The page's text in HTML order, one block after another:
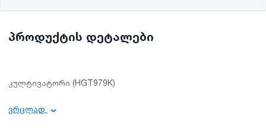
პროდუქტის დეტალები
კულტივატორი (HGT979K)
ძირითადი ინფორმაცია:
ვრცლად